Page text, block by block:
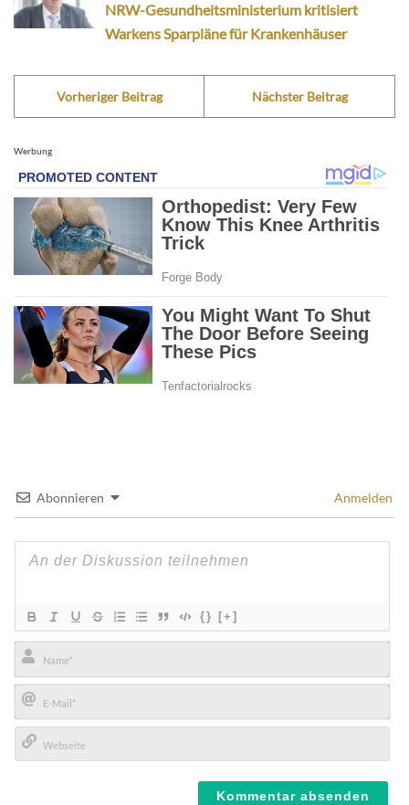
NRW-Gesundheitsministerium kritisiert
Warkens Sparpläne für Krankenhäuser
Vorheriger Beitrag Nächster Beitrag
Werbung
Abonnieren Anmelden
{} [+]
Name*
E-
Mail*